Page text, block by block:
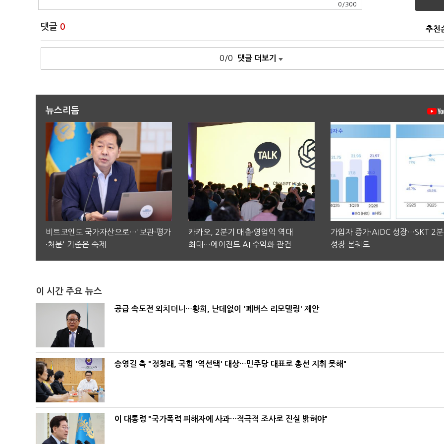
0 /300
댓글 0 추천
0/0 댓글 더보기
뉴스리듬
비트코인도 국가자산으로…'보관·평가
·처분' 기준은 숙제
카카오, 2분기 매출·영업익 역대
최대…에이전트 AI 수익화 관건
가입자 증가·AIDC 성장…SKT 2
성장 본궤도
이 시간 주요 뉴스
공급 속도전 외치더니…황희, 난데없이 '폐버스 리모델링' 제안
송영길 측 "정청래, 국힘 '역선택' 대상…민주당 대표로 총선 지휘 못해"
이 대통령 "국가폭력 피해자에 사과…적극적 조사로 진실 밝혀야"